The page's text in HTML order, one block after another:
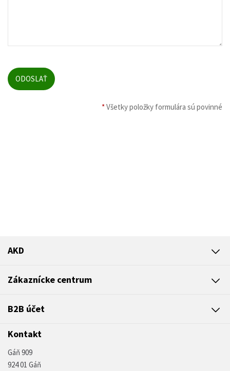
*Všetky položky formulára sú povinné
AKD
Zákaznícke centrum
B2B účet
Kontakt
Gáň 909
924 01 Gáň